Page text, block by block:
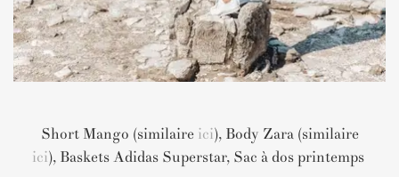
Short Mango (similaire ici), Body Zara (similaire
ici), Baskets Adidas Superstar, Sac à dos printemps